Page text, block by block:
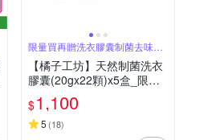
限量買再贈洗衣膠囊制菌去味
20gx10顆
【橘子工坊】天然制菌洗衣
膠囊(20gx22顆)x5盒_限量
贈萬歲牌堅果小零食3包(口
味隨機)
$1,100
5 (18)